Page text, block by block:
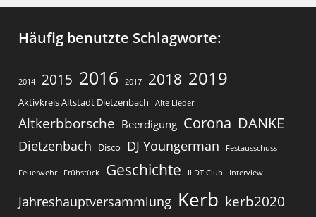
Häufig benutzte Schlagworte:
2014 2015 2016 2017 2018 2019
Aktivkreis Altstadt Dietzenbach Alte Lieder
Altkerbborsche Beerdigung Corona DANKE
Dietzenbach Disco DJ Youngerman Festausschuss
Feuerwehr Frühstück Geschichte ILDT Club Interview
Jahreshauptversammlung Kerb kerb2020